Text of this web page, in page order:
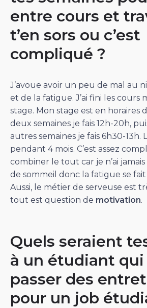
entre cours et
t’en sors ou c’est
compliqué ?
J’avoue avoir un peu de mal au
et de la fatigue. J’ai fini les cours
stage. Mon stage est en horaires
deux semaines je fais 12h-20h,
autres semaines je fais 6h30-
pendant 4 mois. C’est assez
combiner le tout car je n’ai
de sommeil donc la fatigue se
Aussi, le métier de serveuse est
tout est question de motivation.
Quels seraient
à un étudiant qui
passer des
pour un job